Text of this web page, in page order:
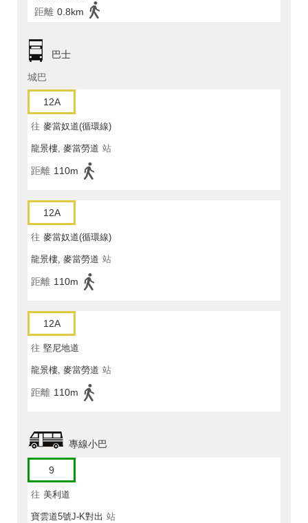
距離 0.8km
巴士
城巴
12A
往 麥當奴道(循環線)
龍景樓, 麥當勞道 站
距離 110m
12A
往 麥當奴道(循環線)
龍景樓, 麥當勞道 站
距離 110m
12A
往 堅尼地道
龍景樓, 麥當勞道 站
距離 110m
專線小巴
9
往 美利道
寶雲道5號J-K對出 站